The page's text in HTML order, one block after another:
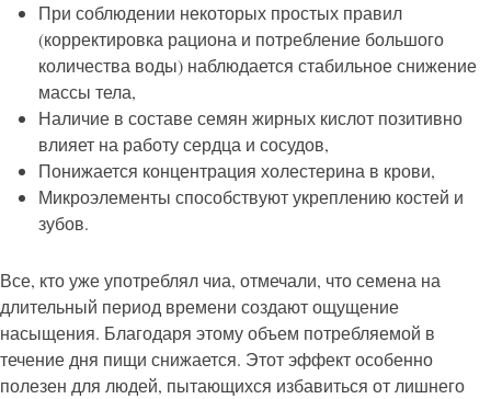
При соблюдении некоторых простых правил
(корректировка рациона и потребление большого
количества воды) наблюдается стабильное снижение
массы тела,
Наличие в составе семян жирных кислот позитивно
влияет на работу сердца и сосудов,
Понижается концентрация холестерина в крови,
Микроэлементы способствуют укреплению костей и
зубов.
Все, кто уже употреблял чиа, отмечали, что семена на
длительный период времени создают ощущение
насыщения. Благодаря этому объем потребляемой в
течение дня пищи снижается. Этот эффект особенно
полезен для людей, пытающихся избавиться от лишнего